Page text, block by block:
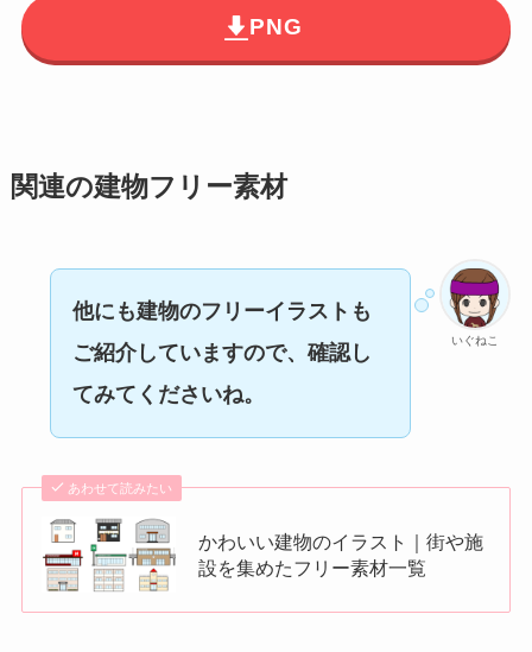
PNG
関連の建物フリー素材
いぐねこ
他にも建物のフリーイラストも
ご紹介していますので、確認し
てみてくださいね。
あわせて読みたい
かわいい建物のイラスト｜街や施
設を集めたフリー素材一覧